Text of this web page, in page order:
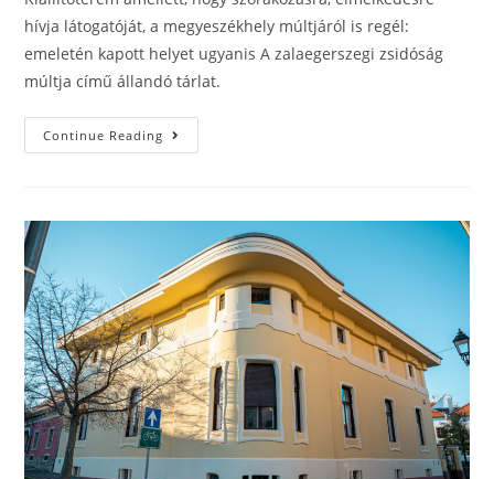
hívja látogatóját, a megyeszékhely múltjáról is regél:
emeletén kapott helyet ugyanis A zalaegerszegi zsidóság
múltja című állandó tárlat.
Continue Reading